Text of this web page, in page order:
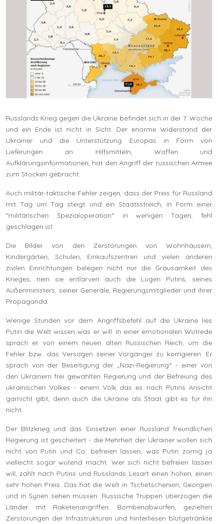
Russlands Krieg gegen die Ukraine befindet sich in der 7. Woche
und ein Ende ist nicht in Sicht. Der enorme Widerstand der
Ukrainer und die Unterstützung Europas in Form von
Lieferungen an Hilfsmitteln, Waffen und
Aufklärungsinformationen, hat den Angriff der russischen Armee
zum Stocken gebracht.
Auch militär-taktische Fehler zeigen, dass der Preis für Russland
mit Tag um Tag steigt und ein Staatsstreich, in Form einer
"militärischen Spezialoperation“ in wenigen Tagen, fehl
geschlagen ist.
Die Bilder von den Zerstörungen von Wohnhäusern,
Kindergärten, Schulen, Einkaufszentren und vielen anderen
zivilen Einrichtungen belegen nicht nur die Grausamkeit des
Krieges, nein sie entlarven auch die Lügen Putins, seines
Außenministers, seiner Generäle, Regierungsmitglieder und ihrer
Propaganda.
Wenige Stunden vor dem Angriffsbefehl auf die Ukraine lies
Putin die Welt wissen was er will. In einer emotionalen Wutrede
sprach er von einem neuen alten Russischen Reich, um die
Fehler bzw. das Versagen seiner Vorgänger zu korrigieren. Er
sprach von der Beseitigung der „Nazi-Regierung“ - einer von
den Ukrainern frei gewählten Regierung und der Befreiung des
ukrainischen Volkes - einem Volk das es nach Putins Ansicht
garnicht gibt, denn auch die Ukraine als Staat gibt es für ihn
nicht.
Der Blitzkrieg und das Einsetzen einer Russland freundlichen
Regierung ist gescheitert - die Mehrheit der Ukrainer wollen sich
nicht von Putin und Co. befreien lassen, was Putin zornig ja
vielleicht sogar wütend macht. Wer sich nicht befreien lassen
will, zahlt nach Putins und Russlands Lesart einen hohen, einen
sehr hohen Preis. Das hat die Welt in Tschetschenien, Georgien
und in Syrien sehen müssen. Russische Truppen überzogen die
Länder mit Raketenangriffen, Bombenabwürfen, gezielten
Zerstörungen der Infrastrukturen und hinterliesen blutgetränkte